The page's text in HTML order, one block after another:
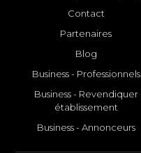
Contact
Partenaires
Blog
Business - Professionnels
Business - Revendiquer
établissement
Business - Annonceurs